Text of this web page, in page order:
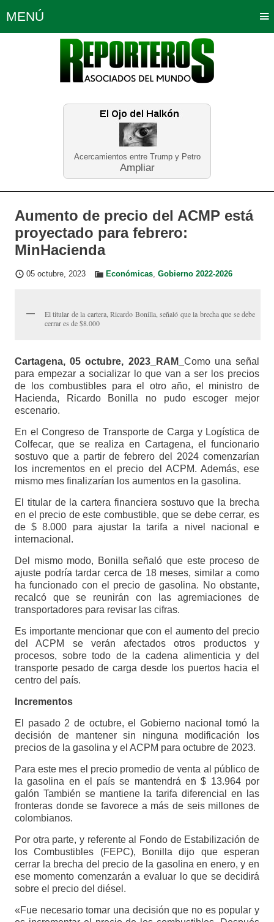
Acercamientos entre Trump y Petro
Ampliar
MENÚ
Política Opinión Bogotá
Planeta Tierra Deportes
Educación Neira
Aumento de precio del ACMP está
proyectado para febrero:
MinHacienda
05 octubre, 2023 Económicas, Gobierno 2022-2026
El titular de la cartera, Ricardo Bonilla, señaló que la brecha que se debe
cerrar es de $8.000
Cartagena, 05 octubre, 2023_RAM_ Como una señal
para empezar a socializar lo que van a ser los precios
de los combustibles para el otro año, el ministro de
Hacienda, Ricardo Bonilla no pudo escoger mejor
escenario.
En el Congreso de Transporte de Carga y Logística de
Colfecar, que se realiza en Cartagena, el funcionario
sostuvo que a partir de febrero del 2024 comenzarían
los incrementos en el precio del ACPM. Además, ese
mismo mes finalizarían los aumentos en la gasolina.
El titular de la cartera financiera sostuvo que la brecha
en el precio de este combustible, que se debe cerrar, es
de $ 8.000 para ajustar la tarifa a nivel nacional e
internacional.
Del mismo modo, Bonilla señaló que este proceso de
ajuste podría tardar cerca de 18 meses, similar a como
ha funcionado con el precio de gasolina. No obstante,
recalcó que se reunirán con las agremiaciones de
transportadores para revisar las cifras.
Es importante mencionar que con el aumento del precio
del ACPM se verán afectados otros productos y
procesos, sobre todo de la cadena alimenticia y del
transporte pesado de carga desde los puertos hacia el
centro del país.
Incrementos
El pasado 2 de octubre, el Gobierno nacional tomó la
decisión de mantener sin ninguna modificación los
precios de la gasolina y el ACPM para octubre de 2023.
Para este mes el precio promedio de venta al público de
la gasolina en el país se mantendrá en $ 13.964 por
galón También se mantiene la tarifa diferencial en las
fronteras donde se favorece a más de seis millones de
colombianos.
Por otra parte, y referente al Fondo de Estabilización de
los Combustibles (FEPC), Bonilla dijo que esperan
cerrar la brecha del precio de la gasolina en enero, y en
ese momento comenzarán a evaluar lo que se decidirá
sobre el precio del diésel.
«Fue necesario tomar una decisión que no es popular y